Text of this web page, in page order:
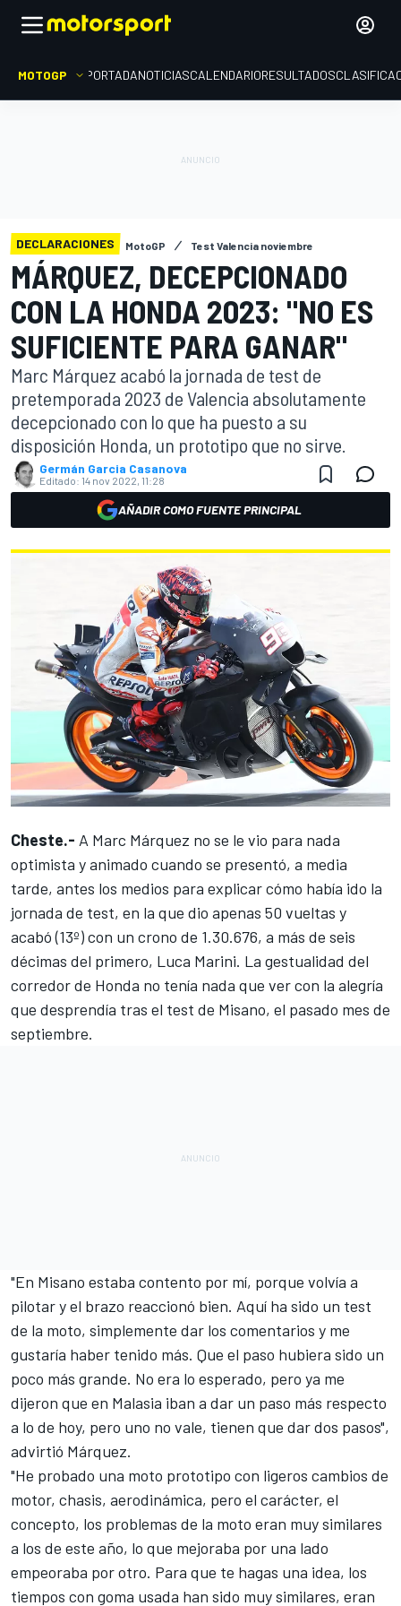
MOTOGP PORTADANOTICIASCALENDARIORESULTADOS
DECLARACIONES MotoGP Test Valencia noviembre
MÁRQUEZ, DECEPCIONADO
CON LA HONDA 2023: "NO ES
SUFICIENTE PARA GANAR"
Marc Márquez acabó la jornada de test de
pretemporada 2023 de Valencia absolutamente
decepcionado con lo que ha puesto a su
disposición Honda, un prototipo que no sirve.
Germán Garcia Casanova
Editado: 14 nov 2022, 11:28
AÑADIR COMO FUENTE PRINCIPAL
Cheste.- A Marc Márquez no se le vio para nada
optimista y animado cuando se presentó, a media
tarde, antes los medios para explicar cómo había ido la
jornada de test, en la que dio apenas 50 vueltas y
acabó (13º) con un crono de 1.30.676, a más de seis
décimas del primero, Luca Marini. La gestualidad del
corredor de Honda no tenía nada que ver con la alegría
que desprendía tras el test de Misano, el pasado mes de
septiembre.
"En Misano estaba contento por mí, porque volvía a
pilotar y el brazo reaccionó bien. Aquí ha sido un test
de la moto, simplemente dar los comentarios y me
gustaría haber tenido más. Que el paso hubiera sido un
poco más grande. No era lo esperado, pero ya me
dijeron que en Malasia iban a dar un paso más respecto
a lo de hoy, pero uno no vale, tienen que dar dos pasos",
advirtió Márquez.
"He probado una moto prototipo con ligeros cambios de
motor, chasis, aerodinámica, pero el carácter, el
concepto, los problemas de la moto eran muy similares
a los de este año, lo que mejoraba por una lado
empeoraba por otro. Para que te hagas una idea, los
tiempos con goma usada han sido muy similares, eran